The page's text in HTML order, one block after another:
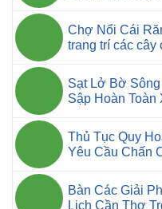
Chợ Nổi Cái
trang trí các cây
Sạt Lở Bờ
Sập Hoàn
Thủ Tục Quy
Yêu Cầu Chấn
Bàn Các Giải
Lịch Cần Thơ